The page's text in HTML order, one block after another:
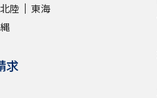
陸
東海
求